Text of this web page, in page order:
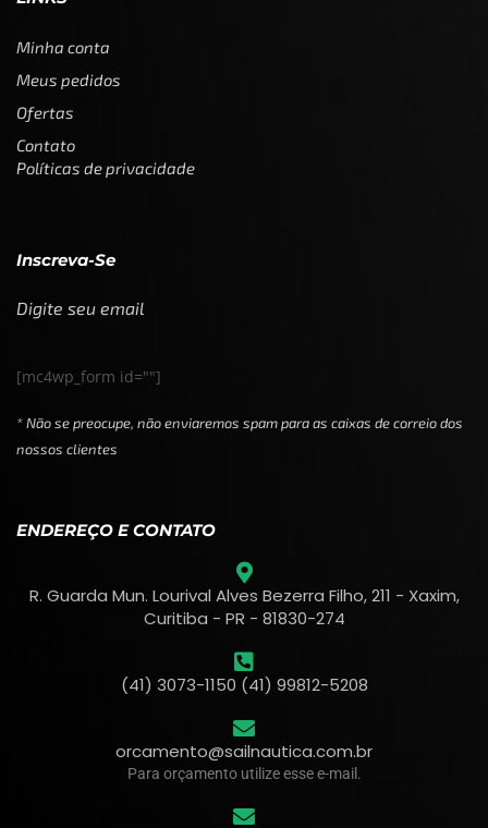
Minha conta
Meus pedidos
Ofertas
Contato
Políticas de privacidade
Inscreva-Se
Digite seu email
[mc4wp_form id=""]
* Não se preocupe, não enviaremos spam para as caixas de correio dos
nossos clientes
ENDEREÇO E CONTATO
R. Guarda Mun. Lourival Alves Bezerra Filho, 211 - Xaxim,
Curitiba - PR - 81830-274
(41) 3073-1150 (41) 99812-5208
orcamento@sailnautica.com.br
Para orçamento utilize esse e-mail.